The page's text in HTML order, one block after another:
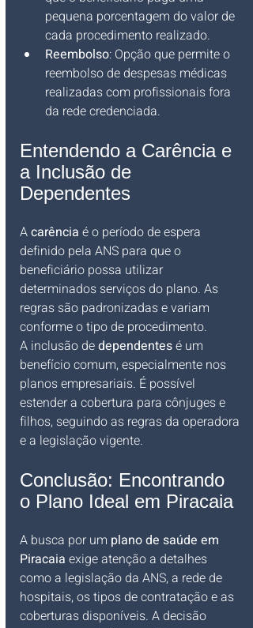
pequena porcentagem do valor de
cada procedimento realizado.
Reembolso: Opção que permite o
reembolso de despesas médicas
realizadas com profissionais fora
da rede credenciada.
Entendendo a Carência e
a Inclusão de
Dependentes
A carência é o período de espera
definido pela ANS para que o
beneficiário possa utilizar
determinados serviços do plano. As
regras são padronizadas e variam
conforme o tipo de procedimento.
A inclusão de dependentes é um
benefício comum, especialmente nos
planos empresariais. É possível
estender a cobertura para cônjuges e
filhos, seguindo as regras da operadora
e a legislação vigente.
Conclusão: Encontrando
o Plano Ideal em Piracaia
A busca por um plano de saúde em
Piracaia exige atenção a detalhes
como a legislação da ANS, a rede de
hospitais, os tipos de contratação e as
coberturas disponíveis. A decisão